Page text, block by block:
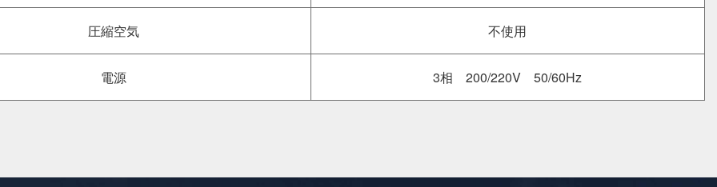
圧縮空気 不使用
電源 3相 200/220V 50/60Hz